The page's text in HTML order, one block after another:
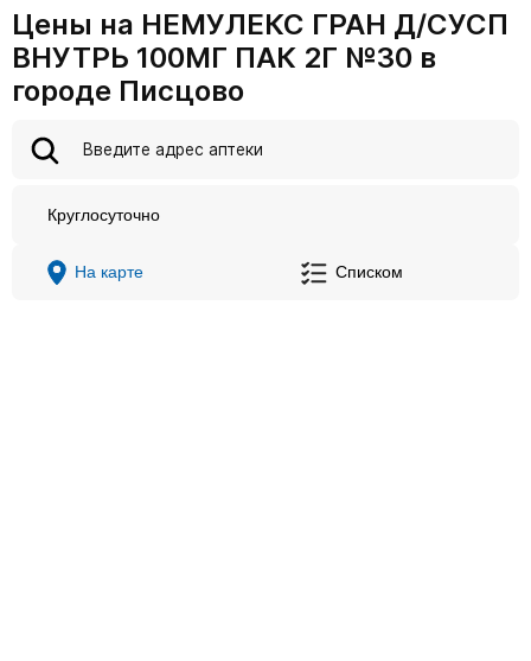
Цены на НЕМУЛЕКС ГРАН Д/СУСП
ВНУТРЬ 100МГ ПАК 2Г №30 в
городе Писцово
Круглосуточно
На карте Списком